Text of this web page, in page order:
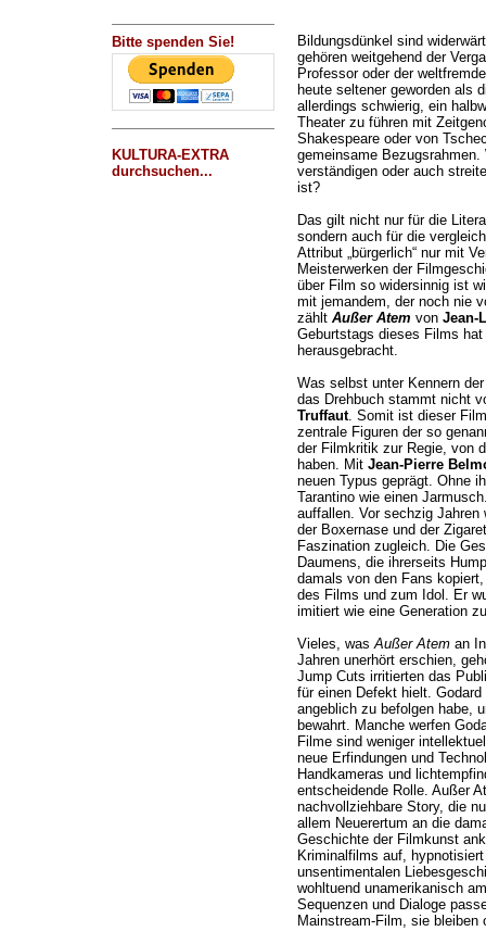
Bitte spenden Sie!
KULTURA-EXTRA
durchsuchen...
Bildungsdünkel sind
gehören weitgehend der
Professor oder der
heute seltener geworden als
allerdings schwierig, ein
Theater zu führen mit
Shakespeare oder von
gemeinsame
verständigen oder auch
ist?
Das gilt nicht nur für die
sondern auch für die
Attribut „bürgerlich“ nur mit
Meisterwerken der
über Film so widersinnig ist
mit jemandem, der noch nie
zählt Außer Atem von Jean-
Geburtstags dieses Films
herausgebracht.
Was selbst unter Kennern
das Drehbuch stammt nicht
Truffaut. Somit ist dieser
zentrale Figuren der so
der Filmkritik zur Regie, von
haben. Mit Jean-Pierre
neuen Typus geprägt. Ohne
Tarantino wie einen
auffallen. Vor sechzig
der Boxernase und der
Faszination zugleich. Die
Daumens, die ihrerseits
damals von den Fans
des Films und zum Idol. Er
imitiert wie eine Generation
Vieles, wasAußer Ateman
Jahren unerhört erschien,
Jump Cuts irritierten das
für einen Defekt hielt.
angeblich zu befolgen habe,
bewahrt. Manche werfen
Filme sind weniger
neue Erfindungen und
Handkameras und
entscheidende Rolle. Außer
nachvollziehbare Story, die
allem Neuerertum an die
Geschichte der Filmkunst
Kriminalfilms auf,
unsentimentalen
wohltuend unamerikanisch
Sequenzen und Dialoge
Mainstream-Film, sie